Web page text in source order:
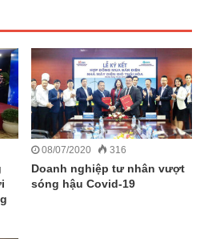
08/07/2020 316
Doanh nghiệp tư nhân vượt
sóng hậu Covid-19